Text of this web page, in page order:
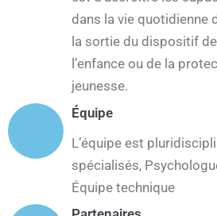
dans la vie quotidienne
la sortie du dispositif
l’enfance ou de la
jeunesse.
Équipe
L’équipe est
spécialisés,
Équipe technique